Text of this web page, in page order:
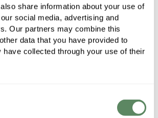
share information about your use of
social media, advertising and
Our partners may combine this
data that you have provided to
have collected through your use of their
auch nach einem
werden kann. Wir
unserer Internetseite darüber
die eine Analyse des
der Nutzer ermöglichen. Auf diese